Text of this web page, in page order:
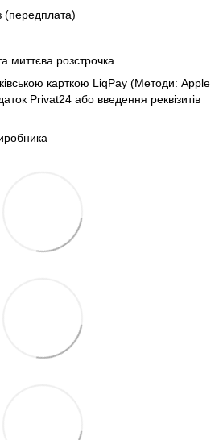
(передплата)
миттєва розстрочка.
карткою LiqPay (Методи: Apple
Privat24 або введення реквізитів